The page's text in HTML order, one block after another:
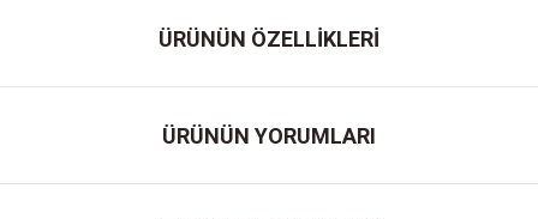
ÜRÜNÜN ÖZELLİKLERİ
ÜRÜNÜN YORUMLARI